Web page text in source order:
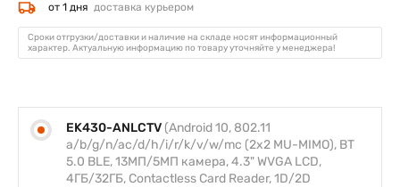
EK430-ANLCTV (Android 10, 802.11
a/b/g/n/ac/d/h/i/r/k/v/w/mc (2x2 MU-MIMO), BT
5.0 BLE, 13МП/5МП камера, 4.3" WVGA LCD,
4ГБ/32ГБ, Contactless Card Reader, 1D/2D
от 1 дня доставка курьером
Сроки отгрузки/доставки и наличие на складе носят информационный
характер. Актуальную информацию по товару уточняйте у менеджера!